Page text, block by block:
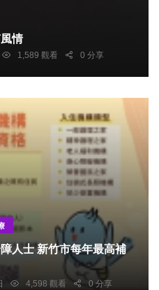
情
1,589 觀看 0 分享
年最高補
4,598 觀看 0 分享